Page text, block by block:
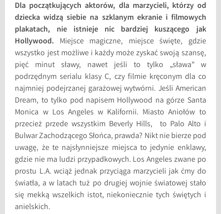
Dla początkujących aktorów, dla marzycieli, którzy od
dziecka widzą siebie na szklanym ekranie i filmowych
plakatach, nie istnieje nic bardziej kuszącego jak
Hollywood. Miejsce magiczne, miejsce święte, gdzie
wszystko jest możliwe i każdy może zyskać swoją szansę,
pięć minut sławy, nawet jeśli to tylko „sława” w
podrzędnym serialu klasy C, czy filmie kręconym dla co
najmniej podejrzanej garażowej wytwórni. Jeśli American
Dream, to tylko pod napisem Hollywood na górze Santa
Monica w Los Angeles w Kalifornii. Miasto Aniołów to
przecież przede wszystkim Beverly Hills, to Palo Alto i
Bulwar Zachodzącego Słońca, prawda? Nikt nie bierze pod
uwagę, że te najsłynniejsze miejsca to jedynie enklawy,
gdzie nie ma ludzi przypadkowych. Los Angeles zwane po
prostu L.A. wciąż jednak przyciąga marzycieli jak ćmy do
światła, a w latach tuż po drugiej wojnie światowej stało
się mekką wszelkich istot, niekoniecznie tych świętych i
anielskich.